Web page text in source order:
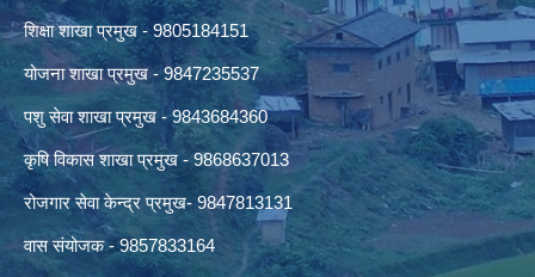
शिक्षा शाखा प्रमुख - 9805184151
योजना शाखा प्रमुख - 9847235537
पशु सेवा शाखा प्रमुख - 9843684360
कृषि विकास शाखा प्रमुख - 9868637013
रोजगार सेवा केन्द्र प्रमुख- 9847813131
वास संयोजक - 9857833164